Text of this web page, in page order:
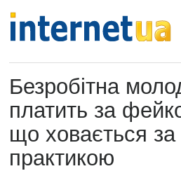
Безробітна
платить за
що ховається
практикою